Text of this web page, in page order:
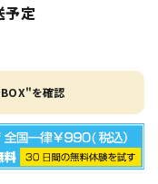
予定
を確認